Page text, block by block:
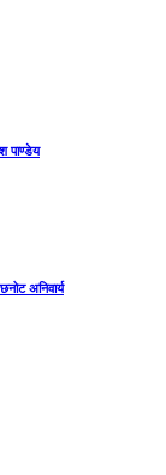
पाण्डेय
अनिवार्य